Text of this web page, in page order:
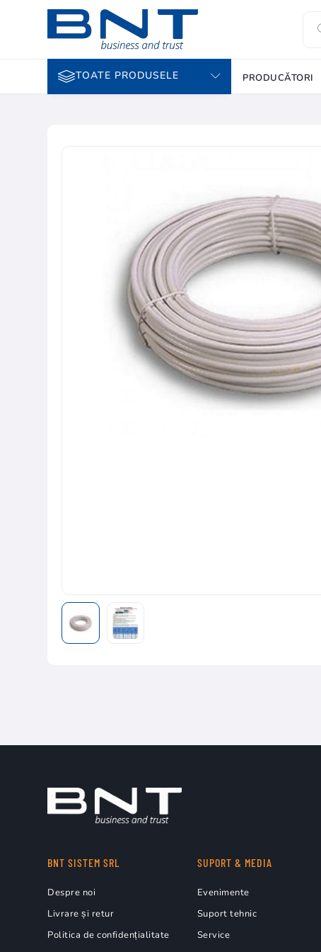
TOATE PRODUSELE PRODUCĂTORI
BNT SISTEM SRL
Despre noi
Livrare și retur
Politica de confidențialitate
SUPORT & MEDIA
Evenimente
Suport tehnic
Service